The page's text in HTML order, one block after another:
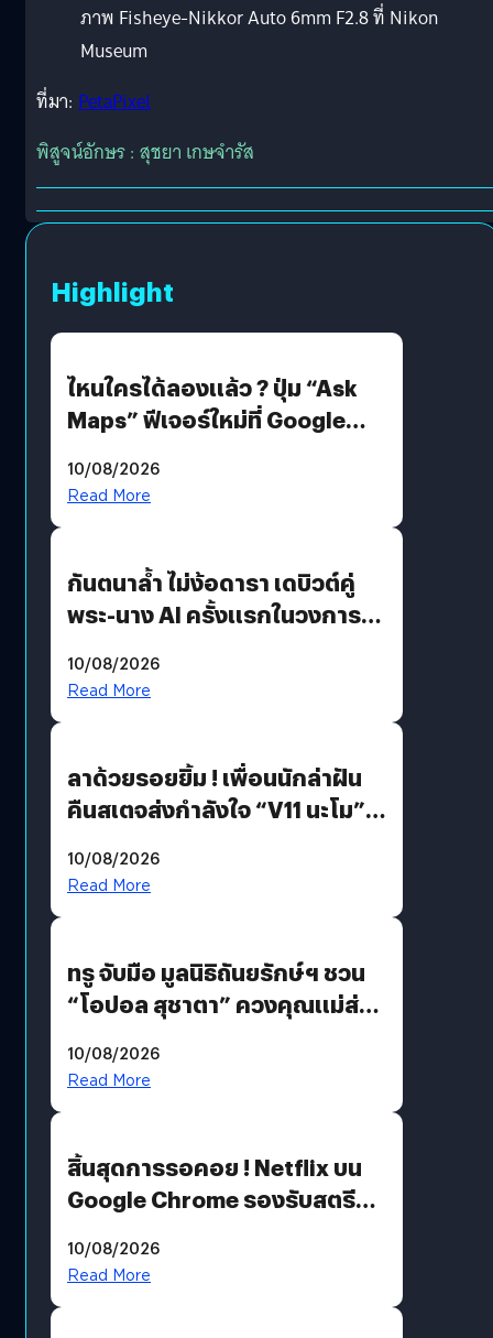
ภาพ Fisheye-Nikkor Auto 6mm F2.8 ที่ Nikon
Museum
ที่มา: PetaPixel
พิสูจน์อักษร : สุชยา เกษจำรัส
Highlight
ไหนใครได้ลองแล้ว ? ปุ่ม “Ask
Maps” ฟีเจอร์ใหม่ที่ Google
คุยกับแผนที่ได้แล้ว
10/08/2026
Read More
กันตนาล้ำ ไม่ง้อดารา เดบิวต์คู่
พระ-นาง AI ครั้งแรกในวงการ
10/08/2026
Read More
ลาด้วยรอยยิ้ม ! เพื่อนนักล่าฝัน
คืนสเตจส่งกำลังใจ “V11 นะโม”
รักแน่นฮอลล์
10/08/2026
Read More
ทรู จับมือ มูลนิธิถันยรักษ์ฯ ชวน
“โอปอล สุชาตา” ควงคุณแม่ส่ง
เติมเต็มความหมายวันแม่ปีนี้
10/08/2026
Read More
สิ้นสุดการรอคอย ! Netflix บน
Google Chrome รองรับสตรีม
เงื่อนไขที่กำหนด
10/08/2026
Read More